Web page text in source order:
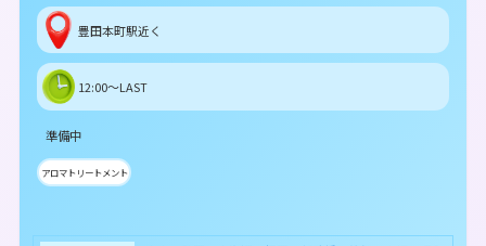
豊田本町駅近く
12:00～LAST
準備中
アロマトリートメント